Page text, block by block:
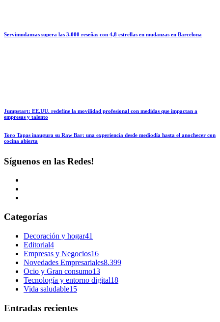
Servimudanzas supera las 3.000 reseñas con 4,8 estrellas en mudanzas en Barcelona
Jumpstart: EE.UU. redefine la movilidad profesional con medidas que impactan a
empresas y talento
Toro Tapas inaugura su Raw Bar: una experiencia desde mediodía hasta el anochecer con
cocina abierta
Síguenos en las Redes!
Categorías
Decoración y hogar41
Editorial4
Empresas y Negocios16
Novedades Empresariales8.399
Ocio y Gran consumo13
Tecnología y entorno digital18
Vida saludable15
Entradas recientes